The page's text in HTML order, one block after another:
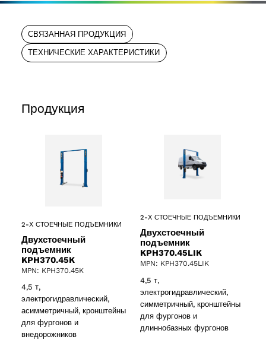
СВЯЗАННАЯ ПРОДУКЦИЯ
ТЕХНИЧЕСКИЕ ХАРАКТЕРИСТИКИ
Продукция
2-Х СТОЕЧНЫЕ ПОДЪЕМНИКИ
Двухстоечный
подъемник
KPH370.45K
MPN: KPH370.45K
4,5 т,
электрогидравлический,
асимметричный, кронштейны
для фургонов и
внедорожников
2-Х СТОЕЧНЫЕ ПОДЪЕМНИКИ
Двухстоечный
подъемник
KPH370.45LIK
MPN: KPH370.45LIK
4,5 т,
электрогидравлический,
симметричный, кронштейны
для фургонов и
длиннобазных фургонов